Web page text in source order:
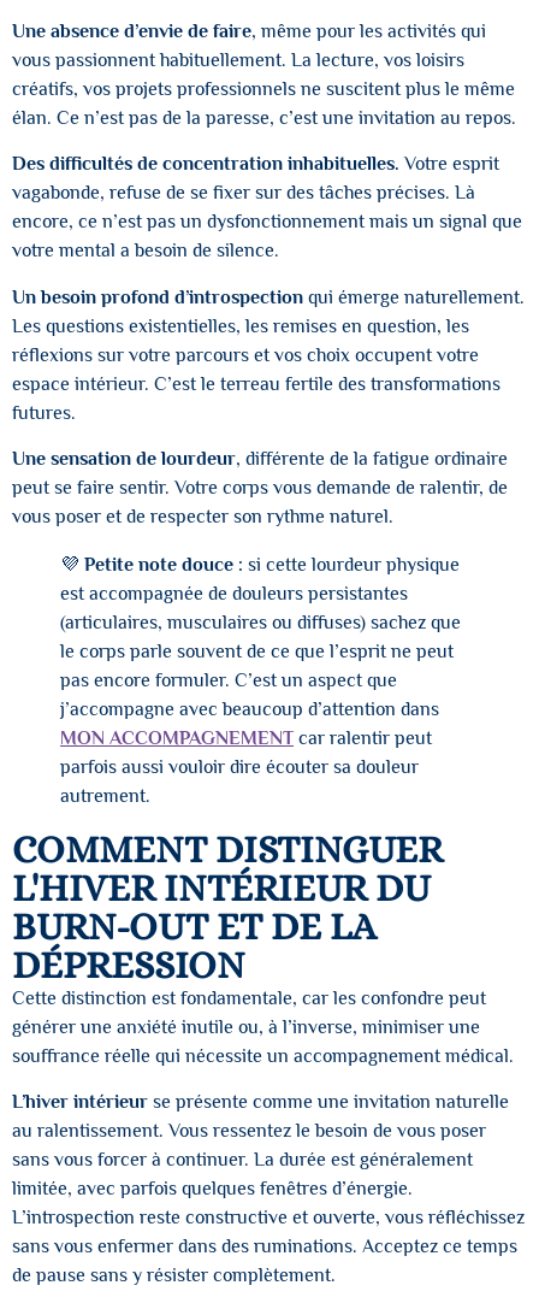
Une absence d’envie de faire, même pour les activités qui
vous passionnent habituellement. La lecture, vos loisirs
créatifs, vos projets professionnels ne suscitent plus le même
élan. Ce n’est pas de la paresse, c’est une invitation au repos.
Des difficultés de concentration inhabituelles. Votre esprit
vagabonde, refuse de se fixer sur des tâches précises. Là
encore, ce n’est pas un dysfonctionnement mais un signal que
votre mental a besoin de silence.
Un besoin profond d’introspection qui émerge naturellement.
Les questions existentielles, les remises en question, les
réflexions sur votre parcours et vos choix occupent votre
espace intérieur. C’est le terreau fertile des transformations
futures.
Une sensation de lourdeur, différente de la fatigue ordinaire
peut se faire sentir. Votre corps vous demande de ralentir, de
vous poser et de respecter son rythme naturel.
💜 Petite note douce : si cette lourdeur physique
est accompagnée de douleurs persistantes
(articulaires, musculaires ou diffuses) sachez que
le corps parle souvent de ce que l’esprit ne peut
pas encore formuler. C’est un aspect que
j’accompagne avec beaucoup d’attention dans
MON ACCOMPAGNEMENT car ralentir peut
parfois aussi vouloir dire écouter sa douleur
autrement.
COMMENT DISTINGUER
L'HIVER INTÉRIEUR DU
BURN-OUT ET DE LA
DÉPRESSION
Cette distinction est fondamentale, car les confondre peut
générer une anxiété inutile ou, à l’inverse, minimiser une
souffrance réelle qui nécessite un accompagnement médical.
L’hiver intérieur se présente comme une invitation naturelle
au ralentissement. Vous ressentez le besoin de vous poser
sans vous forcer à continuer. La durée est généralement
limitée, avec parfois quelques fenêtres d’énergie.
L’introspection reste constructive et ouverte, vous réfléchissez
sans vous enfermer dans des ruminations. Acceptez ce temps
de pause sans y résister complètement.